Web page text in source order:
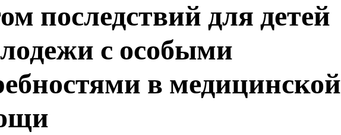
последствий для детей
с особыми
в медицинской